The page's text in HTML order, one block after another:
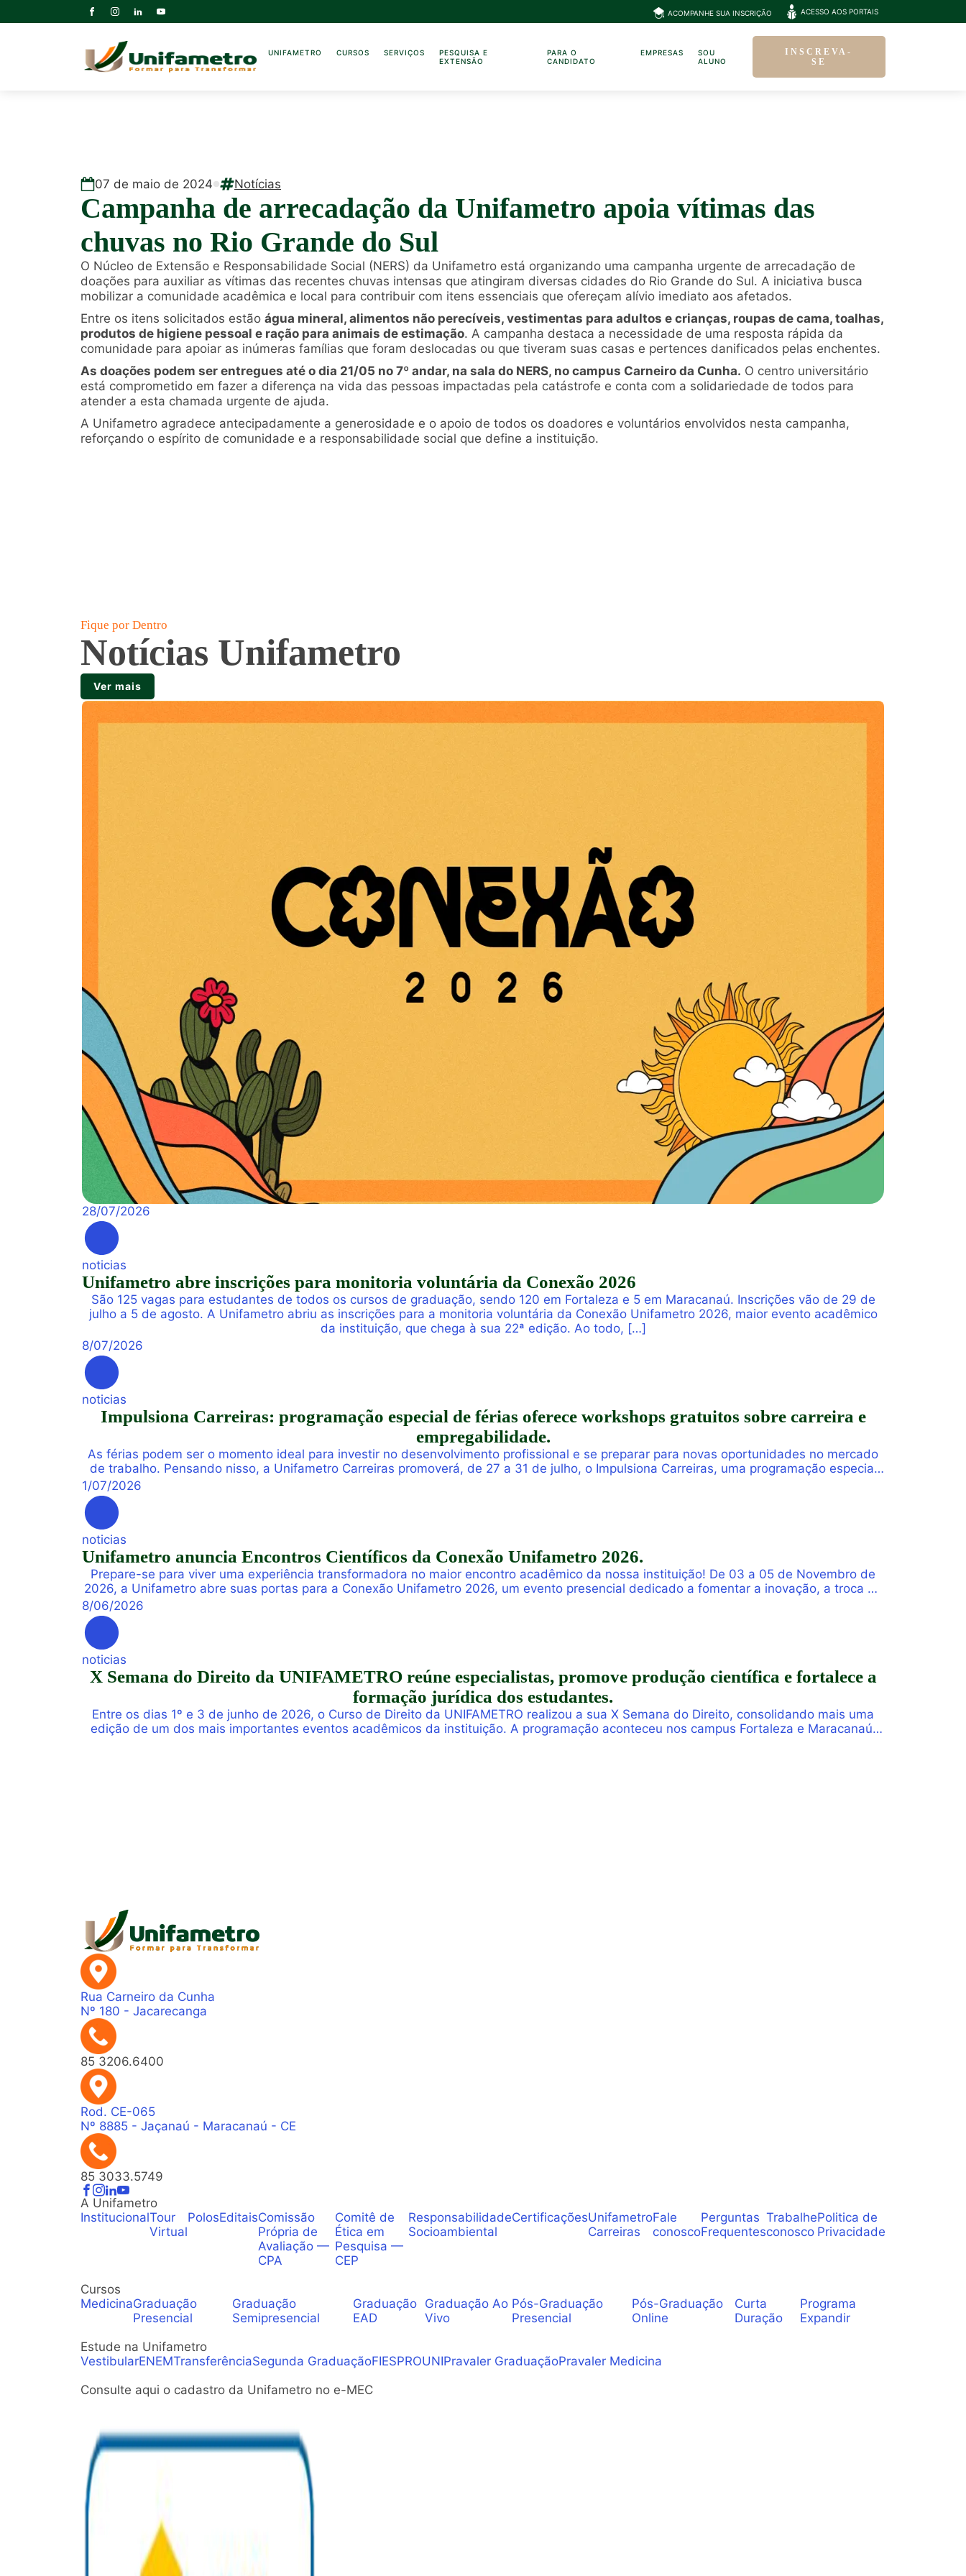
ACOMPANHE SUA INSCRIÇÃO ACESSO AOS PORTAIS
UNIFAMETRO CURSOS SERVIÇOS
PESQUISA E
EXTENSÃO
PARA O
CANDIDATO
EMPRESAS
SOU
ALUNO
INSCREVA-
SE
07 de maio de 2024 Notícias
Campanha de arrecadação da Unifametro apoia vítimas das
chuvas no Rio Grande do Sul
O Núcleo de Extensão e Responsabilidade Social (NERS) da Unifametro está organizando uma campanha urgente de arrecadação de
doações para auxiliar as vítimas das recentes chuvas intensas que atingiram diversas cidades do Rio Grande do Sul. A iniciativa busca
mobilizar a comunidade acadêmica e local para contribuir com itens essenciais que ofereçam alívio imediato aos afetados.
Entre os itens solicitados estão água mineral, alimentos não perecíveis, vestimentas para adultos e crianças, roupas de cama, toalhas,
produtos de higiene pessoal e ração para animais de estimação. A campanha destaca a necessidade de uma resposta rápida da
comunidade para apoiar as inúmeras famílias que foram deslocadas ou que tiveram suas casas e pertences danificados pelas enchentes.
As doações podem ser entregues até o dia 21/05 no 7º andar, na sala do NERS, no campus Carneiro da Cunha. O centro universitário
está comprometido em fazer a diferença na vida das pessoas impactadas pela catástrofe e conta com a solidariedade de todos para
atender a esta chamada urgente de ajuda.
A Unifametro agradece antecipadamente a generosidade e o apoio de todos os doadores e voluntários envolvidos nesta campanha,
reforçando o espírito de comunidade e a responsabilidade social que define a instituição.
Fique por Dentro
Notícias Unifametro
Ver mais
28/07/2026
noticias
Unifametro abre inscrições para monitoria voluntária da Conexão 2026
São 125 vagas para estudantes de todos os cursos de graduação, sendo 120 em Fortaleza e 5 em Maracanaú. Inscrições vão de 29 de
julho a 5 de agosto. A Unifametro abriu as inscrições para a monitoria voluntária da Conexão Unifametro 2026, maior evento acadêmico
da instituição, que chega à sua 22ª edição. Ao todo, […]
8/07/2026
noticias
Impulsiona Carreiras: programação especial de férias oferece workshops gratuitos sobre carreira e
empregabilidade.
As férias podem ser o momento ideal para investir no desenvolvimento profissional e se preparar para novas oportunidades no mercado
de trabalho. Pensando nisso, a Unifametro Carreiras promoverá, de 27 a 31 de julho, o Impulsiona Carreiras, uma programação especial
1/07/2026
noticias
Unifametro anuncia Encontros Científicos da Conexão Unifametro 2026.
Prepare-se para viver uma experiência transformadora no maior encontro acadêmico da nossa instituição! De 03 a 05 de Novembro de
2026, a Unifametro abre suas portas para a Conexão Unifametro 2026, um evento presencial dedicado a fomentar a inovação, a troca de
8/06/2026
noticias
X Semana do Direito da UNIFAMETRO reúne especialistas, promove produção científica e fortalece a
formação jurídica dos estudantes.
Entre os dias 1º e 3 de junho de 2026, o Curso de Direito da UNIFAMETRO realizou a sua X Semana do Direito, consolidando mais uma
edição de um dos mais importantes eventos acadêmicos da instituição. A programação aconteceu nos campus Fortaleza e Maracanaú,
Rua Carneiro da Cunha
Nº 180 - Jacarecanga
85 3206.6400
Rod. CE-065
Nº 8885 - Jaçanaú - Maracanaú - CE
85 3033.5749
A Unifametro
InstitucionalTour
Virtual
PolosEditaisComissão
Própria de
Avaliação —
CPA
Comitê de
Ética em
Pesquisa —
CEP
Responsabilidade
Socioambiental
CertificaçõesUnifametro
Carreiras
Fale
conosco
Perguntas
Frequentes
Trabalhe
conosco
Politica de
Privacidade
Cursos
MedicinaGraduação
Presencial
Graduação
Semipresencial
Graduação
EAD
Graduação Ao
Vivo
Pós-Graduação
Presencial
Pós-Graduação
Online
Curta
Duração
Programa
Expandir
Estude na Unifametro
VestibularENEMTransferênciaSegunda GraduaçãoFIESPROUNIPravaler GraduaçãoPravaler Medicina
Consulte aqui o cadastro da Unifametro no e-MEC